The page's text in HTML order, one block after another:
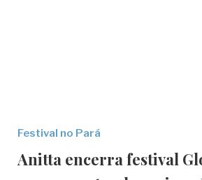
Festival no Pará
Anitta encerra festival